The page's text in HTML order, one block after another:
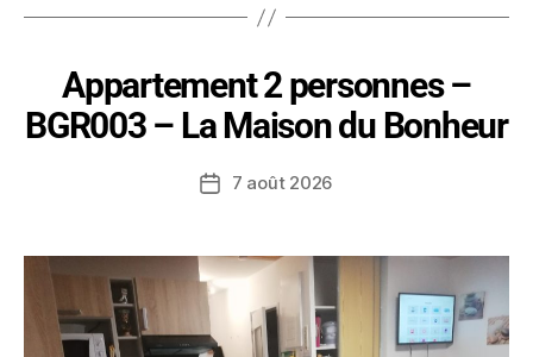
Appartement 2 personnes –
BGR003 – La Maison du Bonheur
7 août 2026